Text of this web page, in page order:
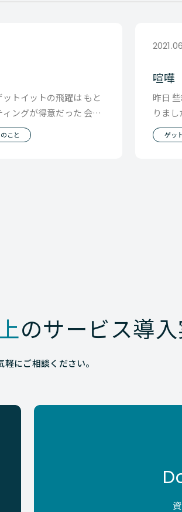
ットイットの飛躍は もと
ングが得意だった 会社
のプロが入って変化し
こと
喧嘩
昨日
りま
から
全員ベ
ゲッ
のサービス導
軽にご相談ください。